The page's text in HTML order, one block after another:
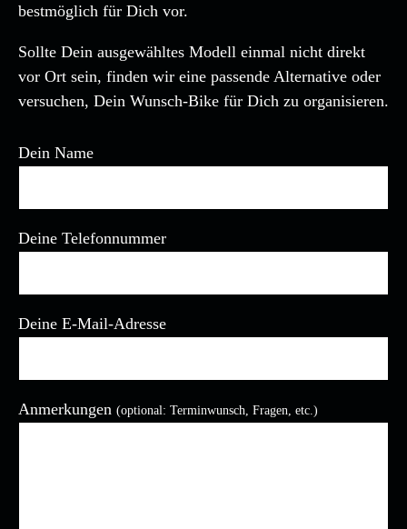
bestmöglich für Dich vor.
Sollte Dein ausgewähltes Modell einmal nicht direkt
vor Ort sein, finden wir eine passende Alternative oder
versuchen, Dein Wunsch-Bike für Dich zu organisieren.
Dein Name
Deine Telefonnummer
Deine E-Mail-Adresse
Bitte lasse dieses Feld leer.
Anmerkungen (optional: Terminwunsch, Fragen, etc.)